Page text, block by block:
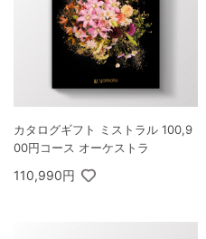
カタログギフト ミストラル 100,9
00円コース オーケストラ
110,990円